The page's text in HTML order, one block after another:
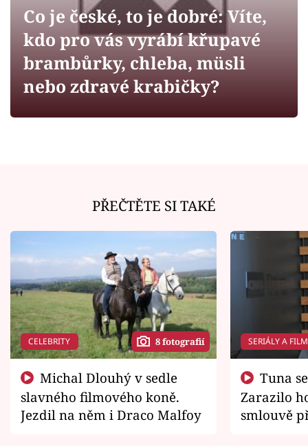
Sledujte prima+
Filmový festival Karlovy Vary
Sledujte nás
Co je české, to je dobré: Víte,
kdo pro vás vyrábí křupavé
brambůrky, chleba, müsli
nebo zdravé krabičky?
PŘEČTĚTE SI TAKÉ
CELEBRITY 8 fotografií
slavného filmového koně.
Jezdil na něm i Draco Malfoy
SERIÁLY A
Zarazilo
smlouvě